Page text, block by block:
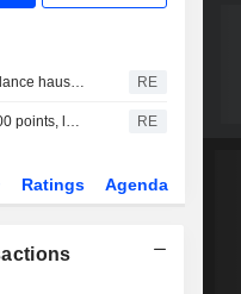
L'IBEX 35 prolonge sa tendance haussière dans l'espoir d'un accord entre les États-Unis et l'Iran RE
L'IBEX 35 franchit les 20 100 points, les yeux rivés sur le secteur technologique et la géopolitique RE
Ratings Agenda